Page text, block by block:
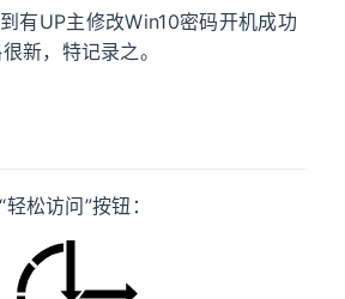
有UP主修改Win10密码开机成功
新，特记录之。
松访问”按钮：